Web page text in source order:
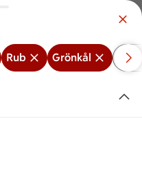
Logga in
Välj butik
frestelse +
Rub Grönkål